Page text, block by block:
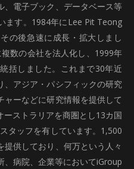
、電子ブック、データベース等
ます。1984年にLee Pit Teong
の後急速に成長・拡大しまし
数の会社を法人化し、1999年
括しました。これまで30年近
、アジア・パシフィックの研究
ーなどに研究情報を提供して
ストラリアを商圏とし13カ国
タッフを有しています。1,500
供しており、何万という人々
、病院、企業等においてiGroup